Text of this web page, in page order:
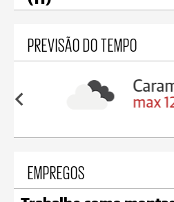
PREVISÃO DO TEMPO
12°C max
EMPREGOS